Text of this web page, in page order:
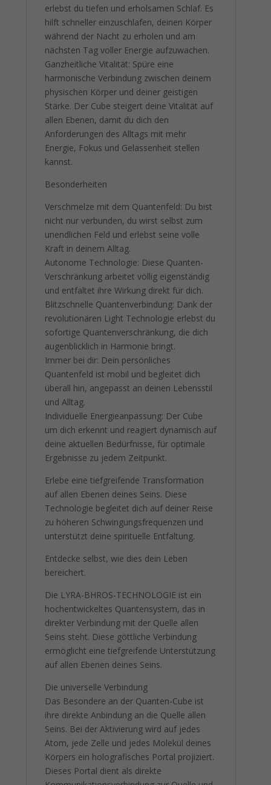
erlebst du tiefen und erholsamen Schlaf. Es
hilft schneller einzuschlafen, deinen Körper
während der Nacht zu erholen und am
nächsten Tag voller Energie aufzuwachen.
Ganzheitliche Vitalität: Spüre eine
harmonische Verbindung zwischen deinem
physischen Körper und deiner geistigen
Stärke. Der Cube steigert deine Vitalität auf
allen Ebenen, damit du dich den
Anforderungen des Alltags mit mehr
Energie, Fokus und Gelassenheit stellen
kannst.
Besonderheiten
Verschmelze mit dem Quantenfeld: Du bist
nicht nur verbunden, du wirst selbst zum
unendlichen Feld und erlebst seine volle
Kraft in deinem Alltag.
Autonome Technologie: Diese Quanten-
Verschränkung arbeitet völlig eigenständig
und entfaltet ihre Wirkung direkt für dich.
Blitzschnelle Quantenverbindung: Dank der
revolutionären Light Technologie erlebst du
sofortige Quantenverschränkung, die dich
augenblicklich in Harmonie bringt.
Immer bei dir: Dein persönliches
Quantenfeld ist mobil und begleitet dich
überall hin, angepasst an deinen Lebensstil
und Alltag.
Individuelle Energieanpassung: Der Cube
um dich erkennt und reagiert dynamisch auf
deine aktuellen Bedürfnisse, für optimale
Ergebnisse zu jedem Zeitpunkt.
Erlebe eine tiefgreifende Transformation
auf allen Ebenen deines Seins. Diese
Technologie begleitet dich auf deiner Reise
zu höheren Schwingungsfrequenzen und
unterstützt deine spirituelle Entfaltung.
Entdecke selbst, wie dies dein Leben
bereichert.
Die LYRA-BHROS-TECHNOLOGIE ist ein
hochentwickeltes Quantensystem, das in
direkter Verbindung mit der Quelle allen
Seins steht. Diese göttliche Verbindung
ermöglicht eine tiefgreifende Unterstützung
auf allen Ebenen deines Seins.
Die universelle Verbindung
Das Besondere an der Quanten-Cube ist
ihre direkte Anbindung an die Quelle allen
Seins. Bei der Aktivierung wird auf jedes
Atom, jede Zelle und jedes Molekül deines
Körpers ein holografisches Portal projiziert.
Dieses Portal dient als direkte